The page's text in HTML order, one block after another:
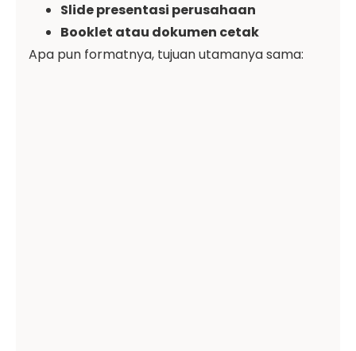
Slide presentasi perusahaan
Booklet atau dokumen cetak
Apa pun formatnya, tujuan utamanya sama: